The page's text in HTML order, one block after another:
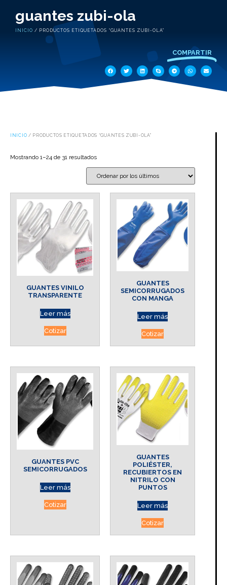
guantes zubi-ola
INICIO / PRODUCTOS ETIQUETADOS “GUANTES ZUBI-OLA”
COMPARTIR
INICIO / PRODUCTOS ETIQUETADOS “GUANTES ZUBI-OLA”
Mostrando 1–24 de 31 resultados
GUANTES VINILO
TRANSPARENTE
Leer más
Cotizar
GUANTES
SEMICORRUGADOS
CON MANGA
Leer más
Cotizar
GUANTES PVC
SEMICORRUGADOS
Leer más
Cotizar
GUANTES
POLIÉSTER,
RECUBIERTOS EN
NITRILO CON
PUNTOS
Leer más
Cotizar